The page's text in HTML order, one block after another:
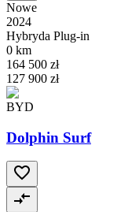
Nowe
2024
Hybryda Plug-in
0 km
164 500 zł
127 900 zł
BYD
Dolphin Surf